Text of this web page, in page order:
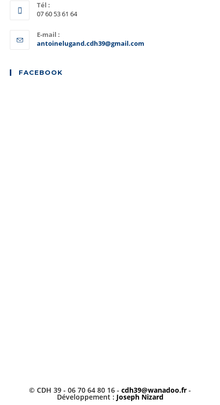
Tél :
07 60 53 61 64
E-mail :
antoinelugand.cdh39@gmail.com
FACEBOOK
© CDH 39 - 06 70 64 80 16 - cdh39@wanadoo.fr -
Développement : Joseph Nizard